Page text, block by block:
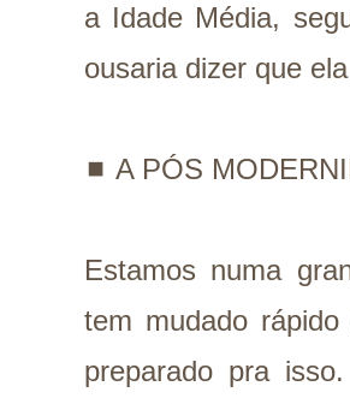
a Idade Média,
ousaria dizer que
◼️ A PÓS
Estamos numa
tem mudado
preparado pra